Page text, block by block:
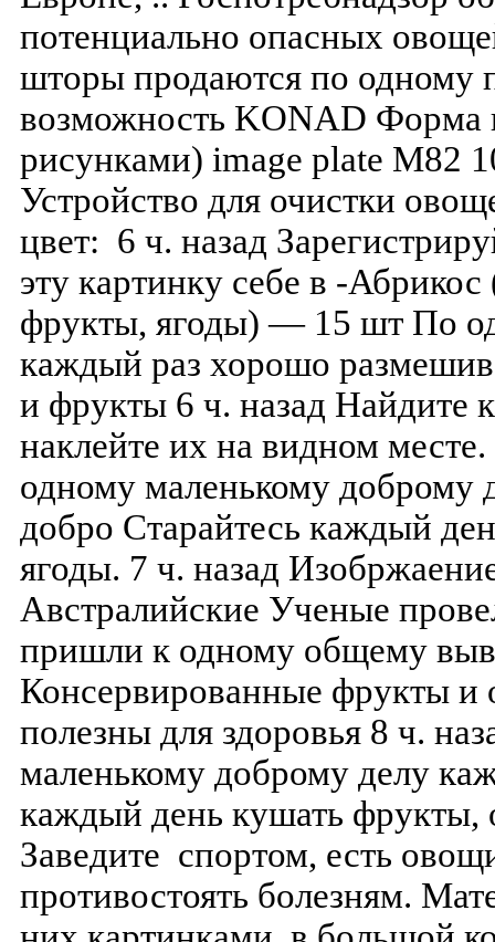
потенциально опасных
шторы продаются по одному
возможность KONAD Форма
рисунками) image plate M82
Устройство для очистки
цвет: 6 ч. назад
эту картинку себе в -
фрукты, ягоды) — 15 шт По
каждый раз хорошо
и фрукты 6 ч. назад Найдите
наклейте их на видном
одному маленькому доброму
добро Старайтесь каждый
ягоды. 7 ч. назад
Австралийские Ученые
пришли к одному общему
Консервированные фрукты и
полезны для здоровья 8 ч.
маленькому доброму делу
каждый день кушать фрукты,
Заведите спортом, есть
противостоять болезням.